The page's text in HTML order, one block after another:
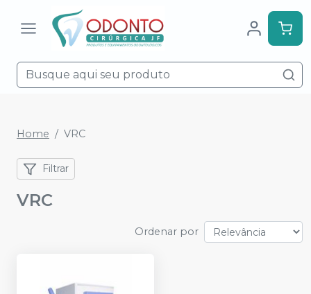
Home VRC
Filtrar
VRC
Ordenar por